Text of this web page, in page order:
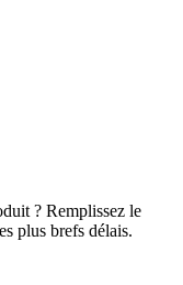
? Remplissez le
plus brefs délais.